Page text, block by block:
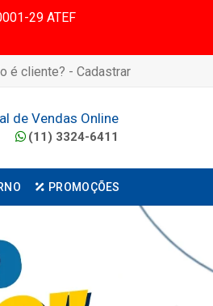
29 ATEF
é cliente? - Cadastrar
de Vendas Online
(11) 3324-6411
PROMOÇÕES